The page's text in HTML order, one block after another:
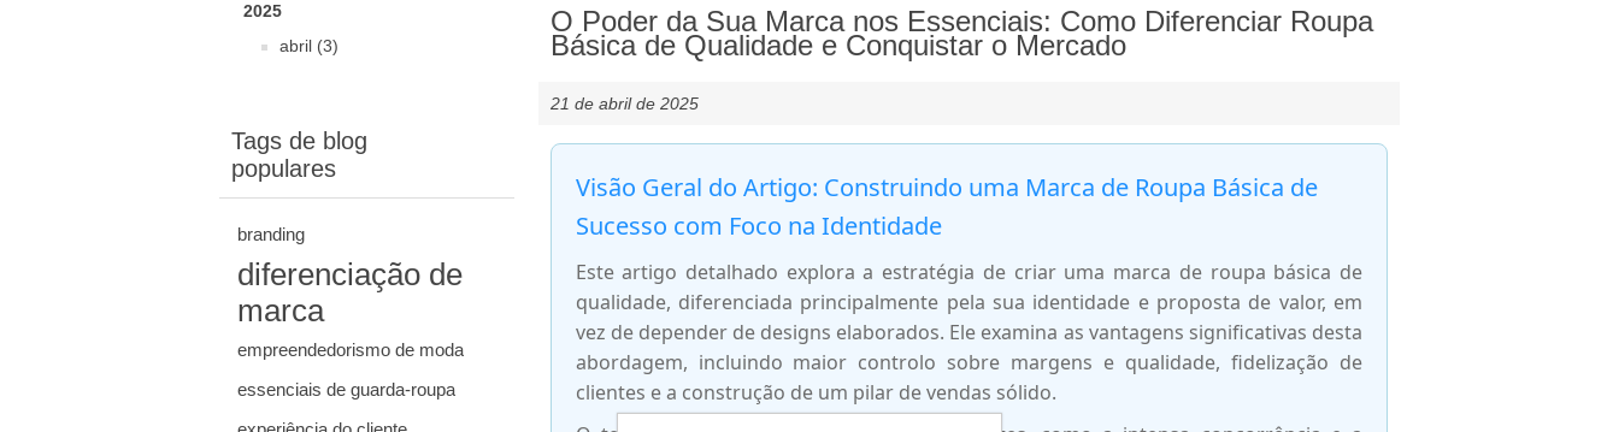
2025
abril (3)
Tags de blog
populares
branding
diferenciação de
marca
empreendedorismo de moda
essenciais de guarda-roupa
O Poder da Sua Marca nos Essenciais: Como Diferenciar Roupa
Básica de Qualidade e Conquistar o Mercado
21 de abril de 2025
Visão Geral do Artigo: Construindo uma Marca de Roupa Básica de
Sucesso com Foco na Identidade
Este artigo detalhado explora a estratégia de criar uma marca de roupa básica de
qualidade, diferenciada principalmente pela sua identidade e proposta de valor, em
vez de depender de designs elaborados. Ele examina as vantagens significativas desta
abordagem, incluindo maior controlo sobre margens e qualidade, fidelização de
clientes e a construção de um pilar de vendas sólido.